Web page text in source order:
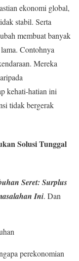
ekonomi global,
stabil. Serta
membuat banyak
Contohnya
Mereka
kehati-hatian ini
tidak bergerak
Solusi Tunggal
Seret: Surplus
Ini. Dan
perekonomian